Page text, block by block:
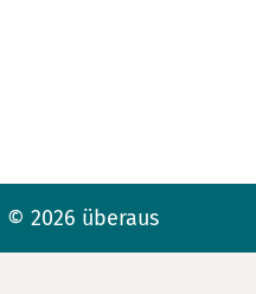
© 2026 überaus